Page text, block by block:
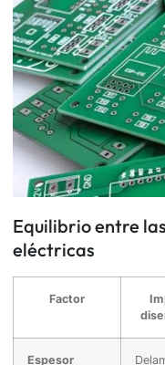
Equilibrio entre
eléctricas
Factor
Espesor